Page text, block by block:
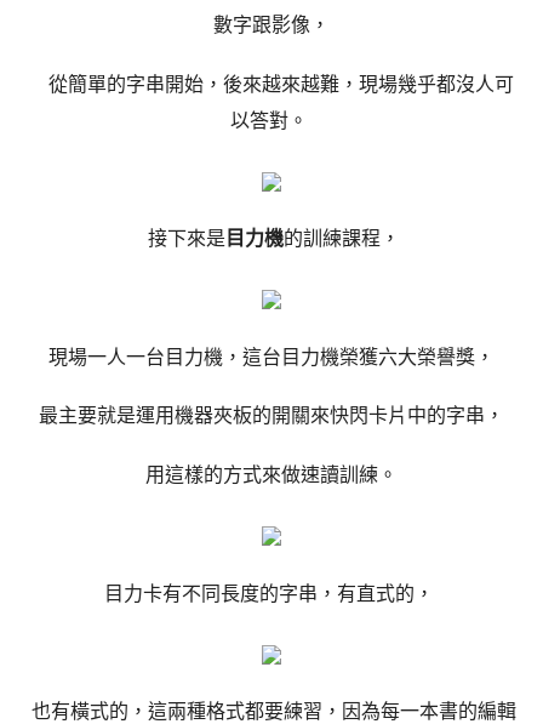
數字跟影像，
從簡單的字串開始，後來越來越難，現場幾乎都沒人可
以答對。
接下來是 目力機的訓練課程，
現場一人一台目力機，這台目力機榮獲六大榮譽獎，
最主要就是運用機器夾板的開關來快閃卡片中的字串，
用這樣的方式來做速讀訓練。
目力卡有不同長度的字串，有直式的，
也有橫式的，這兩種格式都要練習，因為每一本書的編輯